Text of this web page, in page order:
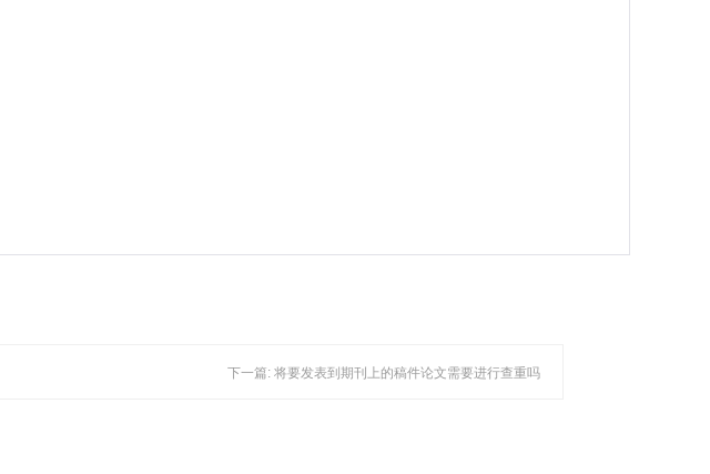
下一篇: 将要发表到期刊上的稿件论文需要进行查重吗